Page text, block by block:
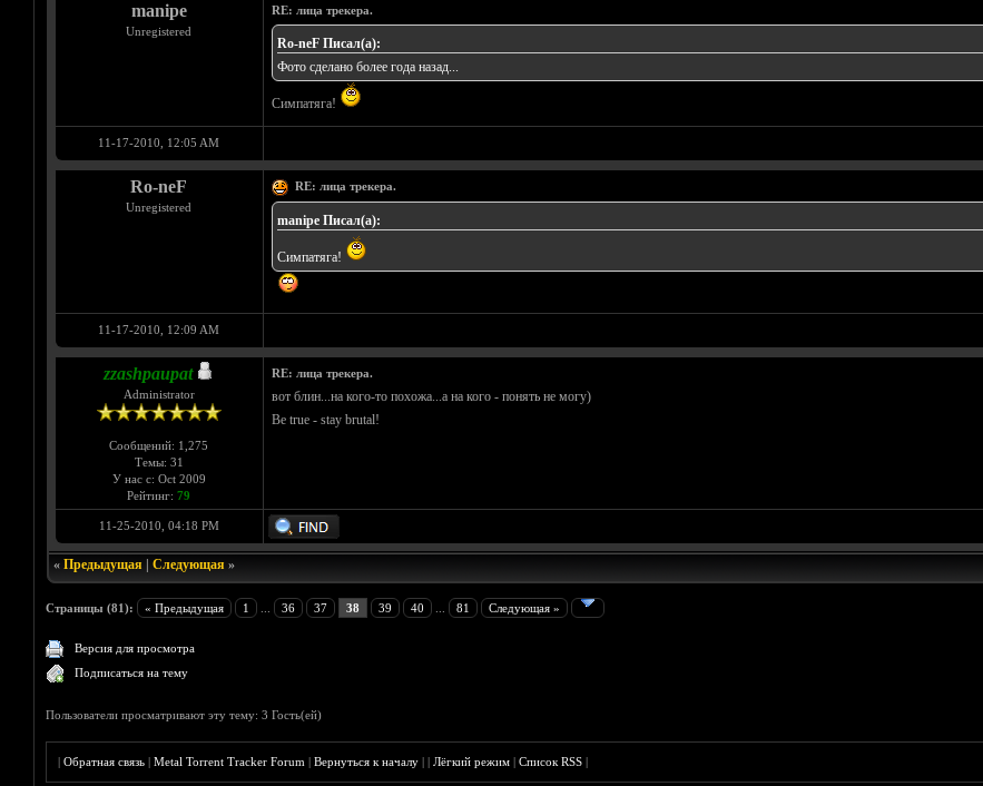
manipe
Unregistered
RE: лица трекера.
Ro-neF Писал(а):
Фото сделано более года назад...
Симпатяга!
11-17-2010, 12:05 AM
Ro-neF
Unregistered
RE: лица трекера.
manipe Писал(а):
Симпатяга!
11-17-2010, 12:09 AM
zzashpaupat
Administrator
Сообщений: 1,275
Темы: 31
У нас с: Oct 2009
Рейтинг: 79
RE: лица трекера.
вот блин...на кого-то похожа...а на кого - понять не могу)
Be true - stay brutal!
11-25-2010, 04:18 PM
« Предыдущая| Следующая»
Страницы (81): « Предыдущая 1 36 37 38 39 40 81 Следующая »
Версия для просмотра
Подписаться на тему
Пользователи просматривают эту тему: 3 Гость(ей)
|Обратная связь |Metal Torrent Tracker Forum |Вернуться к началу ||Лёгкий режим |Список RSS |